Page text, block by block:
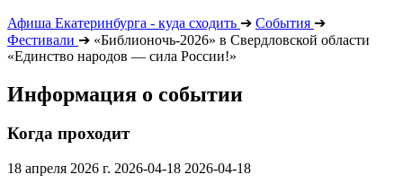
Афиша Екатеринбурга - куда сходить ➔ События ➔
Фестивали ➔ «Библионочь-2026» в Свердловской области
«Единство народов — сила России!»
Информация о событии
Когда проходит
18 апреля 2026 г. 2026-04-18 2026-04-18